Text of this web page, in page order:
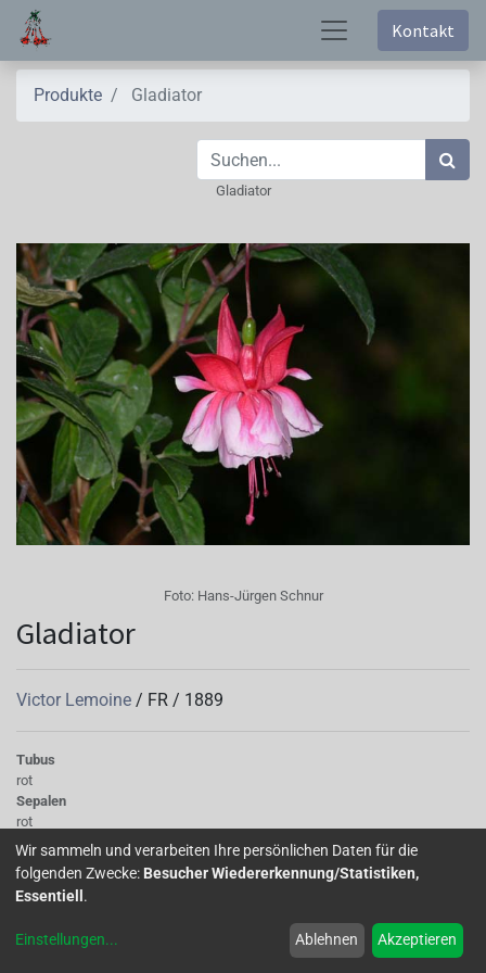
Kontakt
Produkte Gladiator
Gladiator
Foto: Hans-Jürgen Schnur
Gladiator
Victor Lemoine / FR / 1889
Tubus
rot
Sepalen
rot
Korolle/Petalen
weiß
Staubgefäße
rosa
rosa
Wir sammeln und verarbeiten Ihre persönlichen Daten für die
folgenden Zwecke: Besucher Wiedererkennung/Statistiken,
Essentiell .
Einstellungen... Ablehnen Akzeptieren